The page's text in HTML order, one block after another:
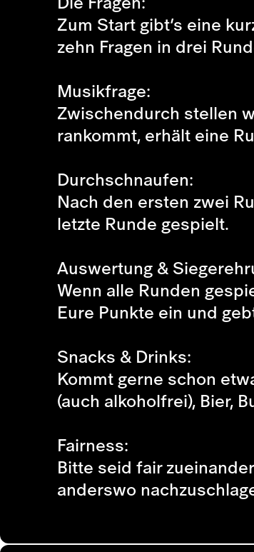
Zum Start gibt’s eine
zehn Fragen in drei
Musikfrage:
Zwischendurch stellen
rankommt, erhält eine
Durchschnaufen:
Nach den ersten zwei
letzte Runde gespielt.
Auswertung &
Wenn alle Runden
Eure Punkte ein und
Snacks & Drinks:
Kommt gerne schon
(auch alkoholfrei), Bier,
Fairness:
Bitte seid fair
anderswo